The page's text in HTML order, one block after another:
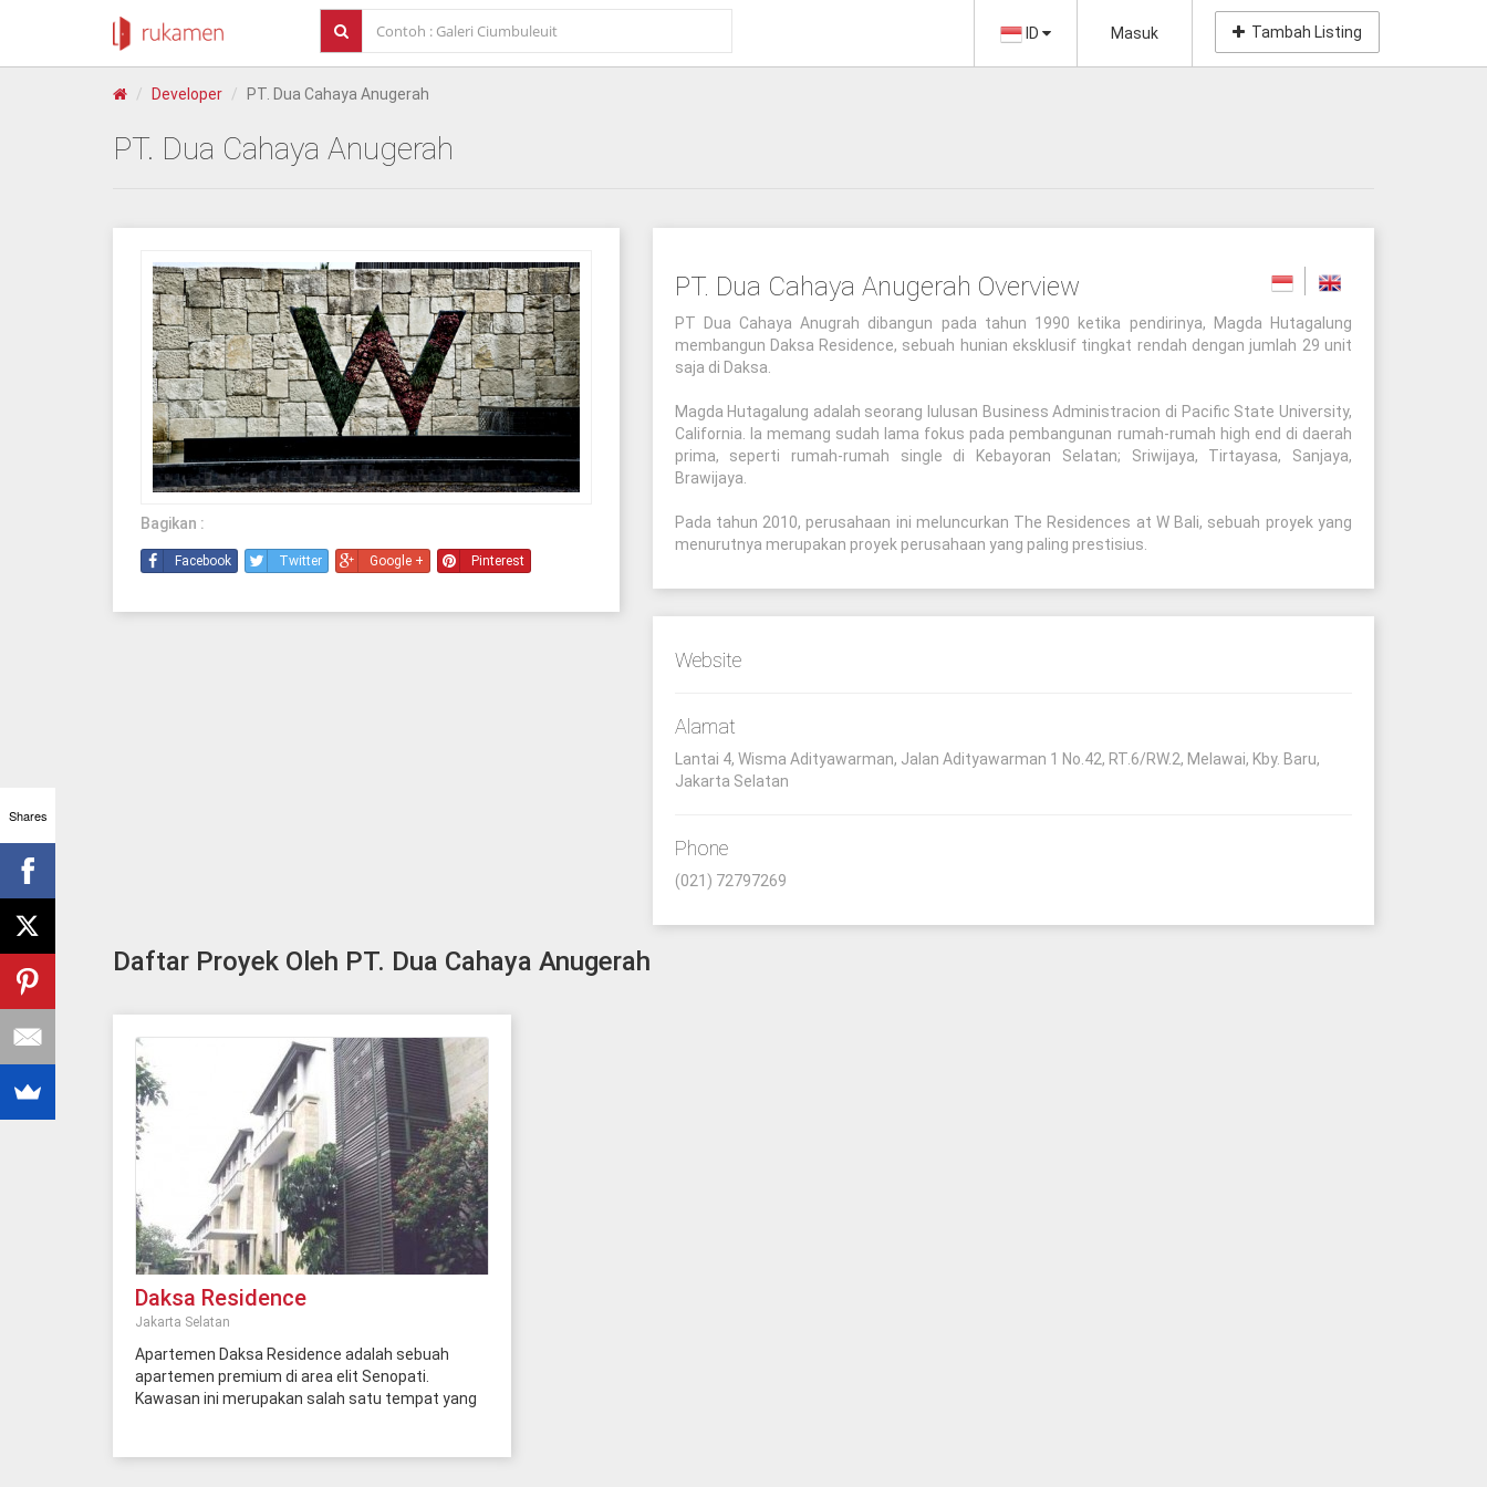
ID Masuk Tambah Listing
Developer PT. Dua Cahaya Anugerah
PT. Dua Cahaya Anugerah
PT. Dua Cahaya Anugerah Overview
PT Dua Cahaya Anugrah dibangun pada tahun 1990 ketika pendirinya, Magda Hutagalung
membangun Daksa Residence, sebuah hunian eksklusif tingkat rendah dengan jumlah 29 unit
saja di Daksa.
Magda Hutagalung adalah seorang lulusan Business Administracion di Pacific State University,
California. Ia memang sudah lama fokus pada pembangunan rumah-rumah high end di daerah
prima, seperti rumah-rumah single di Kebayoran Selatan; Sriwijaya, Tirtayasa, Sanjaya,
Brawijaya.
Pada tahun 2010, perusahaan ini meluncurkan The Residences at W Bali, sebuah proyek yang
menurutnya merupakan proyek perusahaan yang paling prestisius.
Website
Alamat
Lantai 4, Wisma Adityawarman, Jalan Adityawarman 1 No.42, RT.6/RW.2, Melawai, Kby. Baru,
Jakarta Selatan
Phone
(021) 72797269
Bagikan :
Facebook Twitter Google + Pinterest
Daftar Proyek Oleh PT. Dua Cahaya Anugerah
Daksa Residence
Jakarta Selatan
Apartemen Daksa Residence adalah sebuah
apartemen premium di area elit Senopati.
Kawasan ini merupakan salah satu tempat yang
Shares